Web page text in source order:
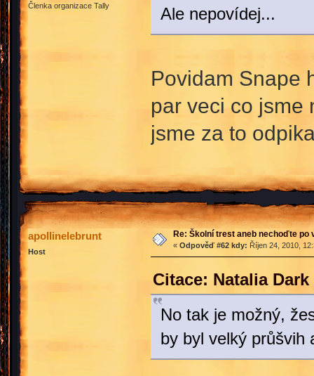
Členka organizace Tally
Ale nepovídej...
Povidam Snape
par veci co jsme
jsme za to
apollinelebrunt
Host
Re: Školní trest aneb nechoďte po
« Odpověď #62 kdy: Říjen 24, 2010,
Citace: Natalia
No tak je možný,
by byl velký průšvih